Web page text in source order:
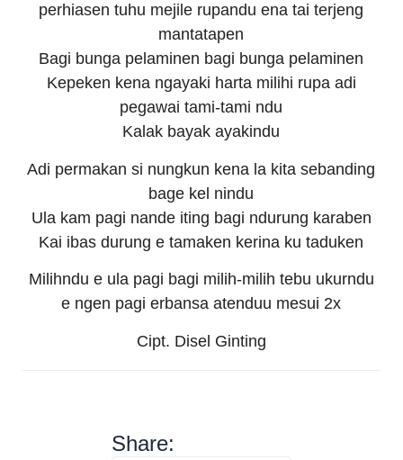
perhiasen tuhu mejile rupandu ena tai terjeng
mantatapen
Bagi bunga pelaminen bagi bunga pelaminen
Kepeken kena ngayaki harta milihi rupa adi
pegawai tami-tami ndu
Kalak bayak ayakindu
Adi permakan si nungkun kena la kita sebanding
bage kel nindu
Ula kam pagi nande iting bagi ndurung karaben
Kai ibas durung e tamaken kerina ku taduken
Milihndu e ula pagi bagi milih-milih tebu ukurndu
e ngen pagi erbansa atenduu mesui 2x
Cipt. Disel Ginting
Share: